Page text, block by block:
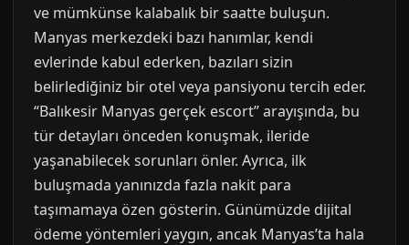
ve mümkünse kalabalık bir saatte buluşun.
Manyas merkezdeki bazı hanımlar, kendi
evlerinde kabul ederken, bazıları sizin
belirlediğiniz bir otel veya pansiyonu tercih eder.
“Balıkesir Manyas gerçek escort” arayışında, bu
tür detayları önceden konuşmak, ileride
yaşanabilecek sorunları önler. Ayrıca, ilk
buluşmada yanınızda fazla nakit para
taşımamaya özen gösterin. Günümüzde dijital
ödeme yöntemleri yaygın, ancak Manyas’ta hala